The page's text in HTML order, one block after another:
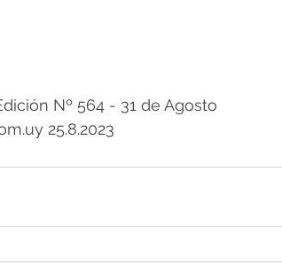
Nº 564 - 31 de Agosto
25.8.2023